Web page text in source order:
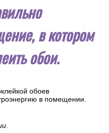
в котором
обои.
обоев
в помещении.